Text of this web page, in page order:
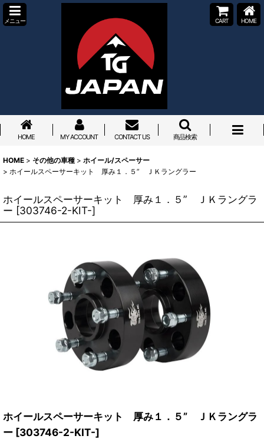
メニュー CART HOME
HOME MY ACCOUNT CONTACT US 商品検索
HOME > その他の車種 > ホイール/スペーサー
> ホイールスペーサーキット 厚み１．５” ＪＫラングラー
ホイールスペーサーキット 厚み１．５” ＪＫラングラ
ー [303746-2-KIT-]
ホイールスペーサーキット 厚み１．５” ＪＫラングラ
ー [303746-2-KIT-]